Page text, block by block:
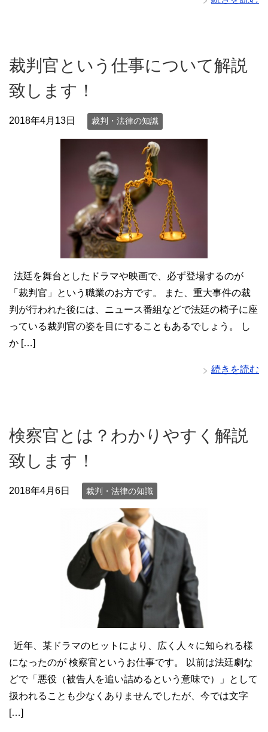
裁判官という仕事について解説
致します！
2018年4月13日 裁判・法律の知識
法廷を舞台としたドラマや映画で、必ず登場するのが
「裁判官」という職業のお方です。 また、重大事件の裁
判が行われた後には、ニュース番組などで法廷の椅子に座
っている裁判官の姿を目にすることもあるでしょう。 し
か […]
続きを読む
検察官とは？わかりやすく解説
致します！
2018年4月6日 裁判・法律の知識
近年、某ドラマのヒットにより、広く人々に知られる様
になったのが 検察官というお仕事です。 以前は法廷劇な
どで「悪役（被告人を追い詰めるという意味で）」として
扱われることも少なくありませんでしたが、今では文字
[…]